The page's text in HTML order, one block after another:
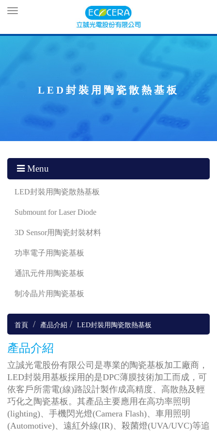
Toggle
LED封裝用陶瓷散熱基板
Menu
LED封裝用陶瓷散熱基板
Submount for Laser Diode
3D Sensor用陶瓷封裝材料
功率電子用陶瓷基板
通訊元件用陶瓷基板
制冷晶片用陶瓷基板
首頁 產品介紹 LED封裝用陶瓷散熱基板
產品介紹
立誠光電股份有限公司是專業的陶瓷基板加工廠商，
LED封裝用基板採用的是DPC薄膜技術加工而成，可
依客戶所需電(線)路設計製作成高精度、高散熱及輕
巧化之陶瓷基板。其產品主要應用在高功率照明
(lighting)、手機閃光燈(Camera Flash)、車用照明
(Automotive)、遠紅外線(IR)、殺菌燈(UVA/UVC)等追